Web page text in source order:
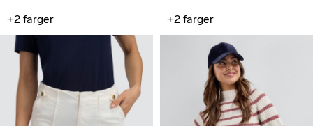
+2 farger +2 farger